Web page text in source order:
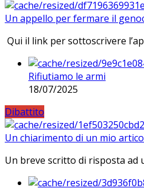
Un appello per fermare il
Qui il link per sottoscrivere
Rifiutiamo le armi
18/07/2025
Dibattito
Un chiarimento di un mio
Un breve scritto di risposta ad